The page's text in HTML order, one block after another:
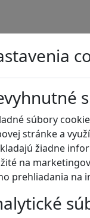
súbory
stránke a
žiadne
na
prehliadania na